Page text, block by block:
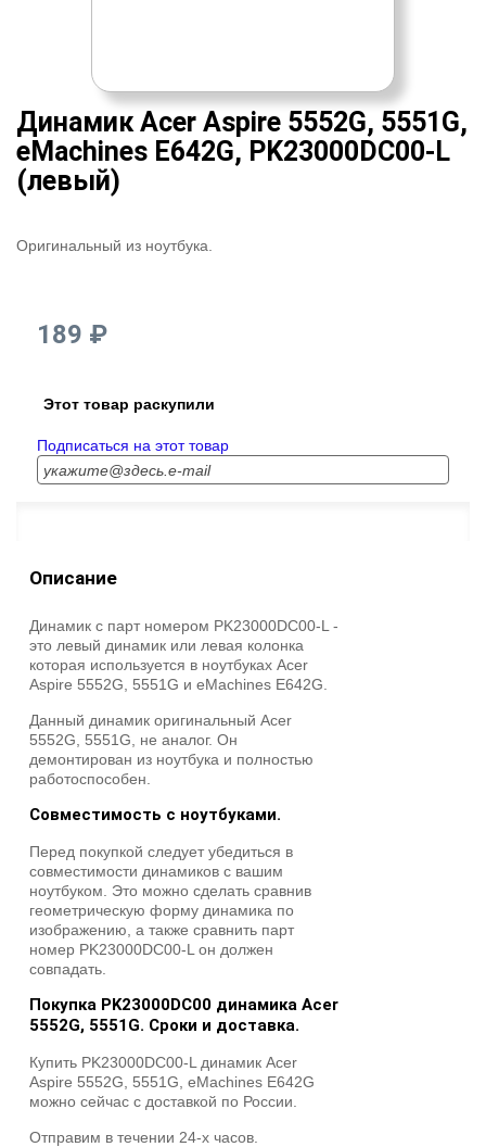
Динамик Acer Aspire 5552G, 5551G,
eMachines E642G, PK23000DC00-L
(левый)
Оригинальный из ноутбука.
189 ₽
Этот товар раскупили
Подписаться на этот товар
Описание
Динамик с парт номером PK23000DC00-L -
это левый динамик или левая колонка
которая используется в ноутбуках Acer
Aspire 5552G, 5551G и eMachines E642G.
Данный динамик оригинальный Acer
5552G, 5551G, не аналог. Он
демонтирован из ноутбука и полностью
работоспособен.
Совместимость с ноутбуками.
Перед покупкой следует убедиться в
совместимости динамиков с вашим
ноутбуком. Это можно сделать сравнив
геометрическую форму динамика по
изображению, а также сравнить парт
номер PK23000DC00-L он должен
совпадать.
Покупка PK23000DC00 динамика Acer
5552G, 5551G. Сроки и доставка.
Купить PK23000DC00-L динамик Acer
Aspire 5552G, 5551G, eMachines E642G
можно сейчас с доставкой по России.
Отправим в течении 24-х часов.